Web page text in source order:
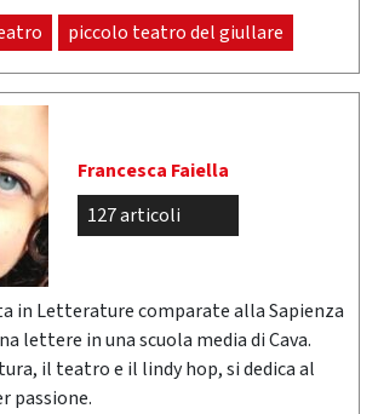
piccolo teatro del giullare
Francesca Faiella
127 articoli
in Letterature comparate alla Sapienza
lettere in una scuola media di Cava.
il teatro e il lindy hop, si dedica al
passione.